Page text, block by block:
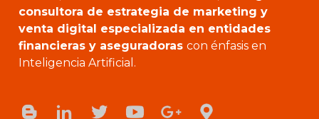
consultora de estrategia de marketing y
venta digital especializada en entidades
financieras y aseguradoras con énfasis en
Inteligencia Artificial.